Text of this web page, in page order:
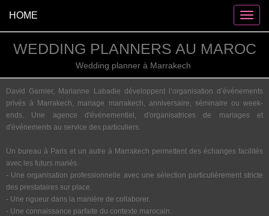
HOME
WEDDING PLANNERS AU MAROC
Wedding planner à Marrakech
David Garnier, Marianne Labadie développent l’organisation d’événements
privés à Marrakech, mariage marrakech, anniversaire, séminaire ou week-
ends. Une agence d'événementiel, d'organisatrices de mariages et
d'événements au service des particuliers.
Un bureau à Paris et un autre à Marrakech permettent des échanges facilités
avec les futurs mariés.
- Une organisation professionnelle avec une sélection particulièrement stricte
des prestataires sur place.
- Une rigueur dans la manière de collaborer.
- Une connaissance parfaite du contexte marocain.